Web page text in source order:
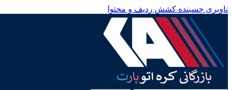
ناوبری چسبنده کشش ردیف و محتوا